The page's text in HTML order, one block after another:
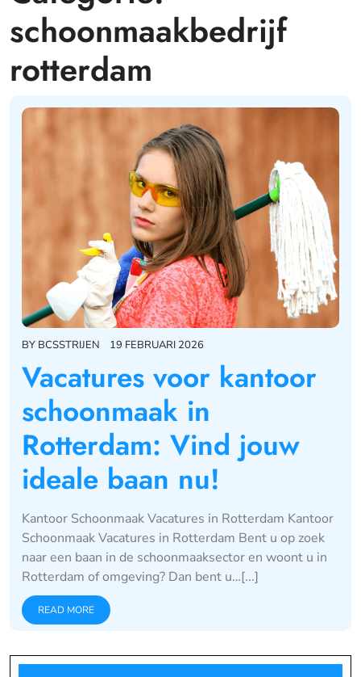
schoonmaakbedrijf
rotterdam
BY BCSSTRIJEN 19 FEBRUARI 2026
Vacatures voor kantoor
schoonmaak in
Rotterdam: Vind jouw
ideale baan nu!
Kantoor Schoonmaak Vacatures in Rotterdam Kantoor
Schoonmaak Vacatures in Rotterdam Bent u op zoek
naar een baan in de schoonmaaksector en woont u in
Rotterdam of omgeving? Dan bent u…[...]
READ MORE